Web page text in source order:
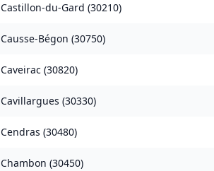
Castillon-du-Gard (30210)
Causse-Bégon (30750)
Caveirac (30820)
Cavillargues (30330)
Cendras (30480)
Chambon (30450)